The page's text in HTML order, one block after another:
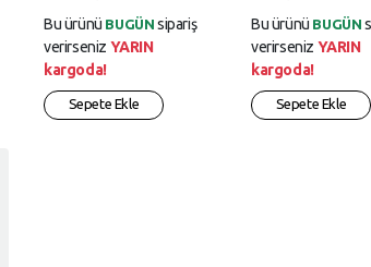
Bu ürünü BUGÜN sipariş
verirseniz YARIN
kargoda!
Sepete Ekle
Bu ürünü BUGÜN
verirseniz YARIN
kargoda!
Sepete Ekle